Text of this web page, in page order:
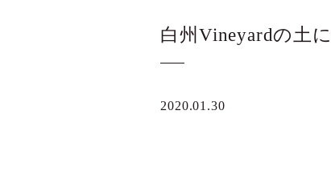
白州Vineyardの土
2020.01.30